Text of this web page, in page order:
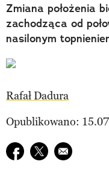
Zmiana położenia
zachodząca od
nasilonym
Rafał Dadura
Opublikowano:
Udostępnij na
Udostępnij na
E-mail do